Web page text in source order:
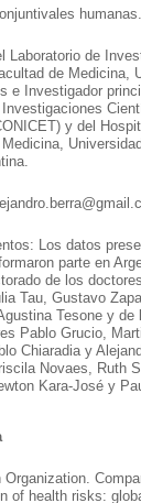
humanas.
Laboratorio de
de Medicina,
e Investigador
Investigaciones
y del
Los datos
parte en
de los
Tau, Gustavo
Tesone y de
Pablo Grucio,
Chiaradia y
Novaes, Ruth
Kara-José y
Organization.
of health risks: